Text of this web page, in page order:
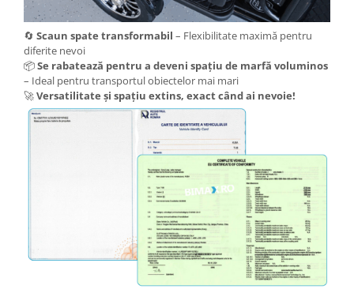
KuKirin G2 MASTER
Kukirin G2 MAX
KuKirin G2 PRO
KuKirin G3 PRO
Kukirin G4 (2025)
KuKirin S1 PRO
Scooter 4 PRO (Mi4 PRO)
Essential, M365, 1S
🔄 Scaun spate transformabil – Flexibilitate maximă pentru
diferite nevoi
📦Se rabatează pentru a deveni spațiu de marfă voluminos
– Ideal pentru transportul obiectelor mai mari
🚀Versatilitate și spațiu extins, exact când ai nevoie!